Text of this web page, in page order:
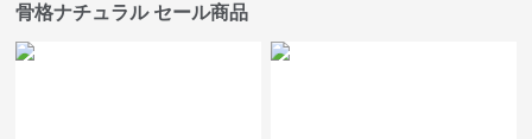
骨格ナチュラル セール商品